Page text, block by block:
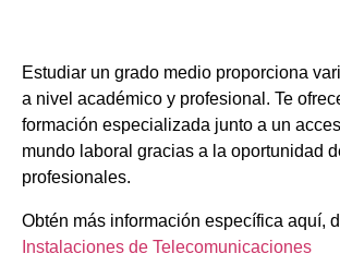
Estudiar un grado medio proporciona
a nivel académico y profesional. Te
formación especializada junto a un
mundo laboral gracias a la oportunidad
profesionales.
Obtén más información específica aquí,
Instalaciones de Telecomunicaciones